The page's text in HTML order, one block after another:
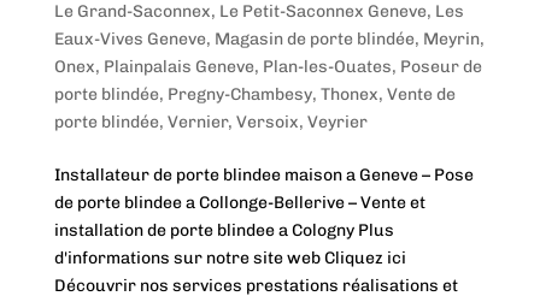
Le Grand-Saconnex, Le Petit-Saconnex Geneve, Les
Eaux-Vives Geneve, Magasin de porte blindée, Meyrin,
Onex, Plainpalais Geneve, Plan-les-Ouates, Poseur de
porte blindée, Pregny-Chambesy, Thonex, Vente de
porte blindée, Vernier, Versoix, Veyrier
Installateur de porte blindee maison a Geneve – Pose
de porte blindee a Collonge-Bellerive – Vente et
installation de porte blindee a Cologny Plus
d'informations sur notre site web Cliquez ici
Découvrir nos services prestations réalisations et